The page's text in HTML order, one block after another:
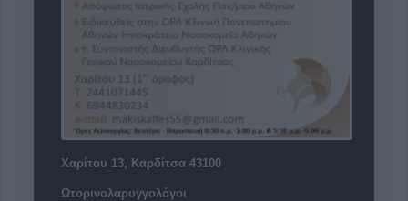
Χαρίτου 13, Καρδίτσα 43100
Ωτορινολαρυγγολόγοι